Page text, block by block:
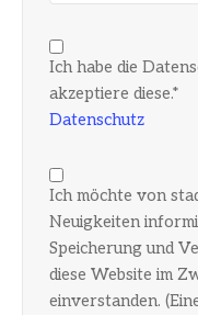
Ich habe die
akzeptiere diese.*
Datenschutz
Ich möchte von
Neuigkeiten
Speicherung und
diese Website im
einverstanden.